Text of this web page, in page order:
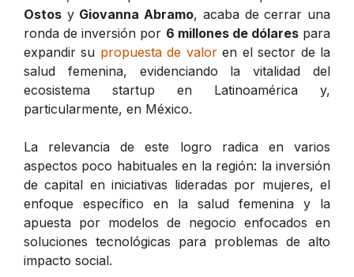
Ostos y Giovanna Abramo, acaba de cerrar una
ronda de inversión por 6 millones de dólarespara
expandir su propuesta de valoren el sector de la
salud femenina, evidenciando la vitalidad del
ecosistema startup en Latinoamérica y,
particularmente, en México.
La relevancia de este logro radica en varios
aspectos poco habituales en la región: la inversión
de capital en iniciativas lideradas por mujeres, el
enfoque específico en la salud femenina y la
apuesta por modelos de negocio enfocados en
soluciones tecnológicas para problemas de alto
impacto social.